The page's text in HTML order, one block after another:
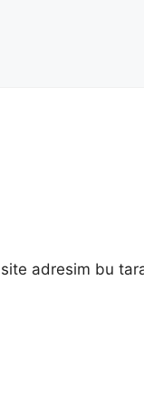
adresim bu